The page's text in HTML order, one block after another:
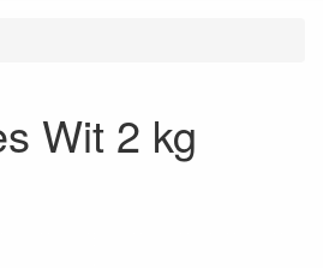
Wit 2 kg